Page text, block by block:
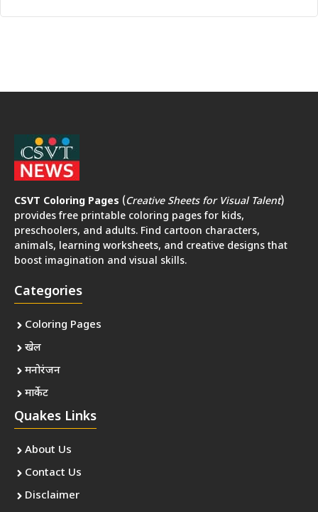
CSVT Coloring Pages (Creative Sheets for Visual Talent)
provides free printable coloring pages for kids,
preschoolers, and adults. Find cartoon characters,
animals, learning worksheets, and creative designs that
boost imagination and visual skills.
Categories
Coloring Pages
खेल
मनोरंजन
मार्केट
Quakes Links
About Us
Contact Us
Disclaimer